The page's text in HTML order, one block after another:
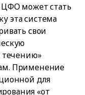
ЦФО может стать
эта система
свои
течению»
Применение
для
«от